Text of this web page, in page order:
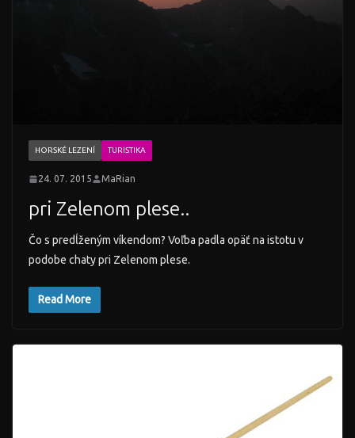
HORSKÉ LEZENÍ TURISTIKA
24. 07. 2015 MaRian
pri Zelenom plese..
Čo s predĺženým víkendom? Voľba padla opäť na istotu v
podobe chaty pri Zelenom plese.
Read More